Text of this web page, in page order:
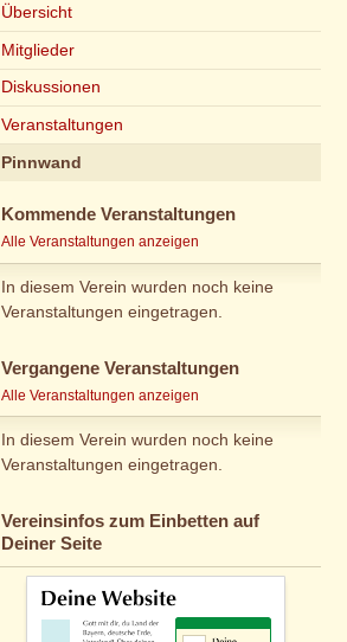
Übersicht
Mitglieder
Diskussionen
Veranstaltungen
Pinnwand
Kommende Veranstaltungen
Alle Veranstaltungen anzeigen
In diesem Verein wurden noch keine
Veranstaltungen eingetragen.
Vergangene Veranstaltungen
Alle Veranstaltungen anzeigen
In diesem Verein wurden noch keine
Veranstaltungen eingetragen.
Vereinsinfos zum Einbetten auf
Deiner Seite